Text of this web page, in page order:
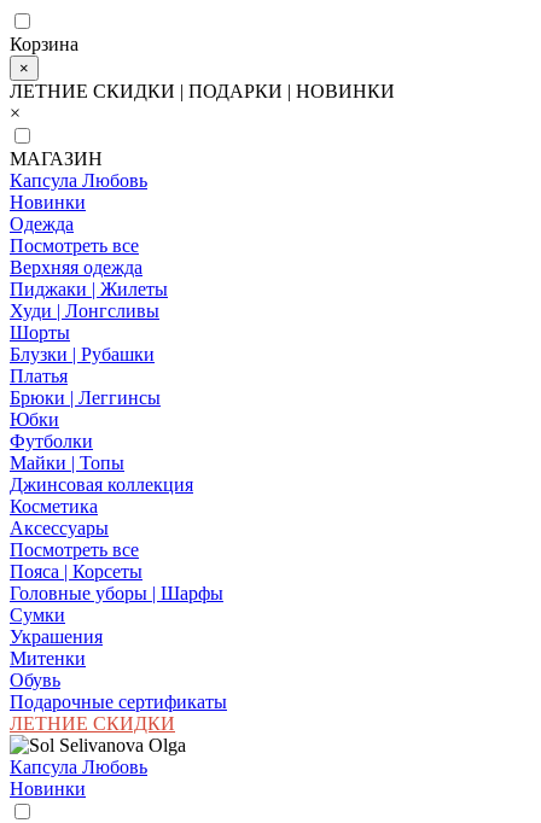
Корзина
×
ЛЕТНИЕ СКИДКИ | ПОДАРКИ | НОВИНКИ
×
МАГАЗИН
Капсула Любовь
Новинки
Одежда
Посмотреть все
Верхняя одежда
Пиджаки | Жилеты
Худи | Лонгсливы
Шорты
Блузки | Рубашки
Платья
Брюки | Леггинсы
Юбки
Футболки
Майки | Топы
Джинсовая коллекция
Косметика
Аксессуары
Посмотреть все
Пояса | Корсеты
Головные уборы | Шарфы
Сумки
Украшения
Митенки
Обувь
Подарочные сертификаты
ЛЕТНИЕ СКИДКИ
Капсула Любовь
Новинки